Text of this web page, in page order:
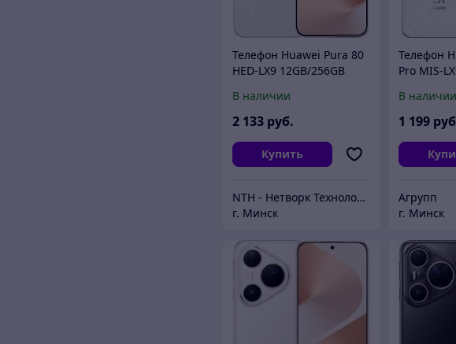
Телефон Huawei Pura 80
HED-LX9 12GB/256GB
В наличии
2 133 руб.
Купить
NTH - Нетворк Технолоджи
г. Минск
Телефон
Pro MIS-
В наличии
1 199
Агрупп
г. Минск